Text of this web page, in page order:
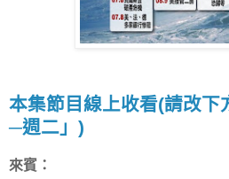
本集節目線上收看(請改下
─週二」)
來賓：